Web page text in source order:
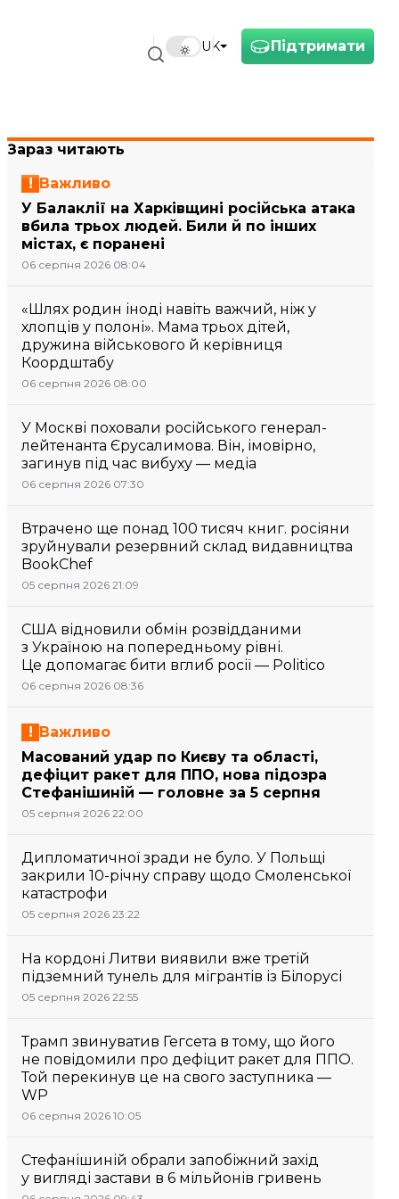
Підтримати
UK
Зараз читають
Важливо
У Балаклії на Харківщині російська атака
вбила трьох людей. Били й по інших
містах, є поранені
06 серпня 2026 08:04
«Шлях родин іноді навіть важчий, ніж у
хлопців у полоні». Мама трьох дітей,
дружина військового й керівниця
Коордштабу
06 серпня 2026 08:00
У Москві поховали російського генерал-
лейтенанта Єрусалимова. Він, імовірно,
загинув під час вибуху — медіа
06 серпня 2026 07:30
Втрачено ще понад 100 тисяч книг. росіяни
зруйнували резервний склад видавництва
BookChef
05 серпня 2026 21:09
США відновили обмін розвідданими
з Україною на попередньому рівні.
Це допомагає бити вглиб росії — Politico
06 серпня 2026 08:36
Важливо
Масований удар по Києву та області,
дефіцит ракет для ППО, нова підозра
Стефанішиній — головне за 5 серпня
05 серпня 2026 22:00
Дипломатичної зради не було. У Польщі
закрили 10-річну справу щодо Смоленської
катастрофи
05 серпня 2026 23:22
На кордоні Литви виявили вже третій
підземний тунель для мігрантів із Білорусі
05 серпня 2026 22:55
Трамп звинуватив Гегсета в тому, що його
не повідомили про дефіцит ракет для ППО.
Той перекинув це на свого заступника —
WP
06 серпня 2026 10:05
Стефанішиній обрали запобіжний захід
у вигляді застави в 6 мільйонів гривень